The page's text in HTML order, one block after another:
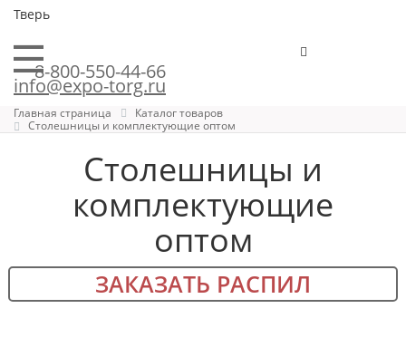
Тверь
8-800-550-44-66
info@expo-torg.ru
Главная страница
Каталог товаров
Столешницы и комплектующие оптом
Столешницы и
комплектующие
оптом
ЗАКАЗАТЬ РАСПИЛ